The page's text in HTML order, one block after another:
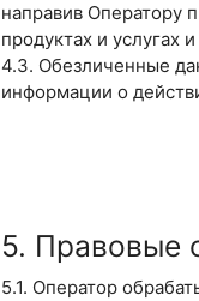
направив Оператору
продуктах и услугах
4.3. Обезличенные
информации о
5. Правовые
5.1. Оператор